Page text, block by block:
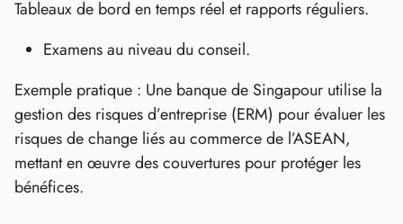
Tableaux de bord en temps réel et rapports réguliers.
Examens au niveau du conseil.
Exemple pratique : Une banque de Singapour utilise la
gestion des risques d’entreprise (ERM) pour évaluer les
risques de change liés au commerce de l’ASEAN,
mettant en œuvre des couvertures pour protéger les
bénéfices.